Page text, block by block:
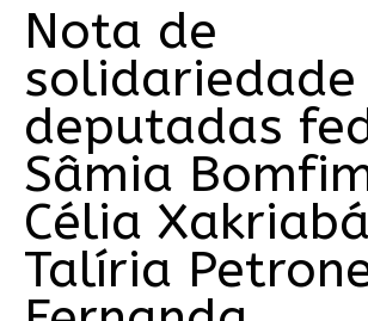
Nota de
solidariedade
deputadas
Sâmia
Célia
Talíria